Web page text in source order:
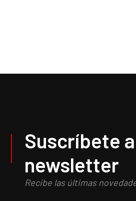
Suscríbete
newsletter
Recibe las últimas